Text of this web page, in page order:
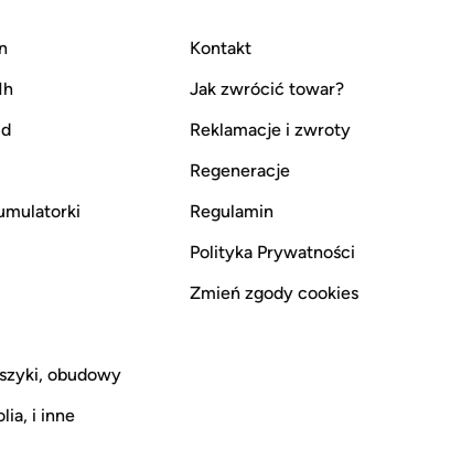
obudowy
i inne
Kontakt
Jak zwrócić towar?
Reklamacje i zwroty
Regeneracje
Regulamin
Polityka Prywatności
Zmień zgody cookies